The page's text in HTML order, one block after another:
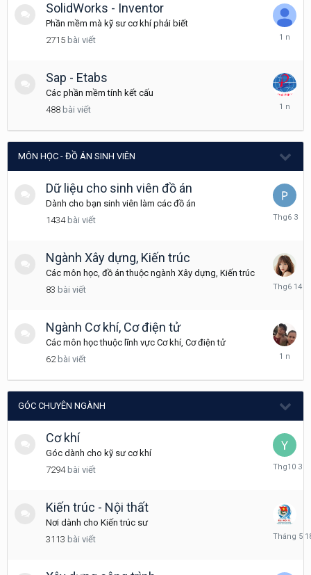
SolidWorks - Inventor
Phần mềm mà kỹ sư cơ khí phải biết
2715 bài viết
Tháng
2025
Sap - Etabs
Các phần mềm tính kết cấu
488 bài viết
Tháng
8,
2025
MÔN HỌC - ĐỒ ÁN SINH VIÊN
Dữ liệu cho sinh viên đồ án
Dành cho bạn sinh viên làm các đồ án
1434 bài viết
Tháng
Ngành Xây dựng, Kiến trúc
Các môn học, đồ án thuộc ngành Xây dựng, Kiến trúc
83 bài viết
Tháng
Ngành Cơ khí, Cơ điện tử
Các môn học thuộc lĩnh vực Cơ khí, Cơ điện tử
62 bài viết
Tháng
20,
2025
GÓC CHUYÊN NGÀNH
Cơ khí
Góc dành cho kỹ sư cơ khí
7294 bài viết
Tháng
Kiến trúc - Nội thất
Nơi dành cho Kiến trúc sư
3113 bài viết
Tháng